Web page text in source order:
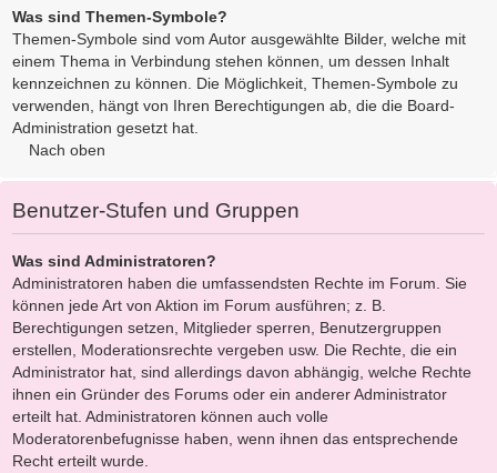
Was sind Themen-Symbole?
Themen-Symbole sind vom Autor ausgewählte Bilder, welche mit
einem Thema in Verbindung stehen können, um dessen Inhalt
kennzeichnen zu können. Die Möglichkeit, Themen-Symbole zu
verwenden, hängt von Ihren Berechtigungen ab, die die Board-
Administration gesetzt hat.
Nach oben
Benutzer-Stufen und Gruppen
Was sind Administratoren?
Administratoren haben die umfassendsten Rechte im Forum. Sie
können jede Art von Aktion im Forum ausführen; z. B.
Berechtigungen setzen, Mitglieder sperren, Benutzergruppen
erstellen, Moderationsrechte vergeben usw. Die Rechte, die ein
Administrator hat, sind allerdings davon abhängig, welche Rechte
ihnen ein Gründer des Forums oder ein anderer Administrator
erteilt hat. Administratoren können auch volle
Moderatorenbefugnisse haben, wenn ihnen das entsprechende
Recht erteilt wurde.